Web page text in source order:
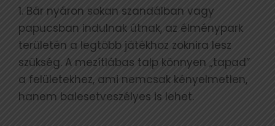
1. Bár nyáron sokan szandálban vagy
papucsban indulnak útnak, az élménypark
területén a legtöbb játékhoz zoknira lesz
szükség. A mezítlábas talp könnyen „tapad”
a felületekhez, ami nemcsak kényelmetlen,
hanem balesetveszélyes is lehet.